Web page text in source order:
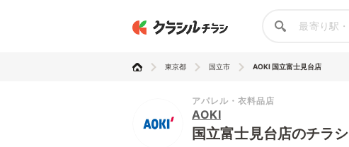
東京都 国立市 AOKI 国立富士見台店
アパレル・衣料品店
AOKI
国立富士見台店のチラシ